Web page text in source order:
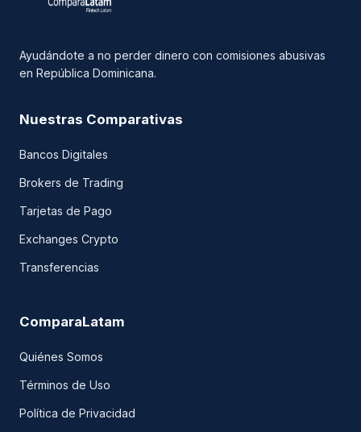
Ayudándote a no perder dinero con comisiones abusivas
en República Dominicana.
Nuestras Comparativas
Bancos Digitales
Brokers de Trading
Tarjetas de Pago
Exchanges Crypto
Transferencias
ComparaLatam
Quiénes Somos
Términos de Uso
Política de Privacidad